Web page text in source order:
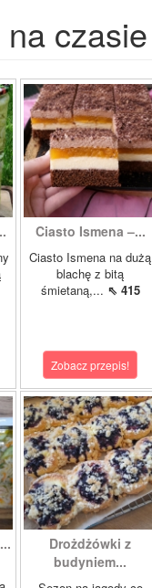
czasie
Ciasto Ismena –...
Ciasto Ismena na dużą
blachę z bitą
śmietaną,... ⇖ 415
Zobacz przepis!
Drożdżówki z
budyniem...